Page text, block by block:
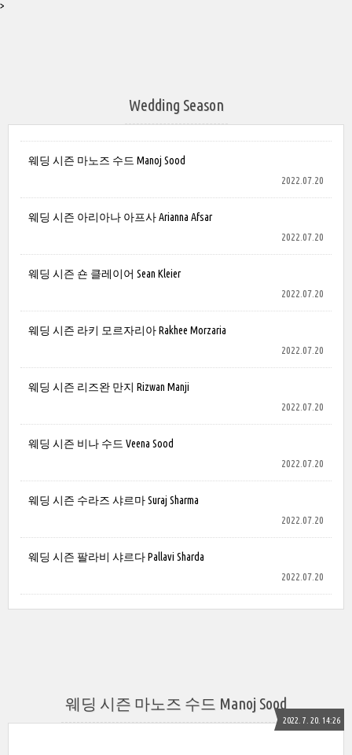
>
Wedding Season
웨딩 시즌 마노즈 수드 Manoj Sood
2022.07.20
웨딩 시즌 아리아나 아프사 Arianna Afsar
2022.07.20
웨딩 시즌 숀 클레이어 Sean Kleier
2022.07.20
웨딩 시즌 라키 모르자리아 Rakhee Morzaria
2022.07.20
웨딩 시즌 리즈완 만지 Rizwan Manji
2022.07.20
웨딩 시즌 비나 수드 Veena Sood
2022.07.20
웨딩 시즌 수라즈 샤르마 Suraj Sharma
2022.07.20
웨딩 시즌 팔라비 샤르다 Pallavi Sharda
2022.07.20
웨딩 시즌 마노즈 수드 Manoj Sood
2022. 7. 20. 14:26